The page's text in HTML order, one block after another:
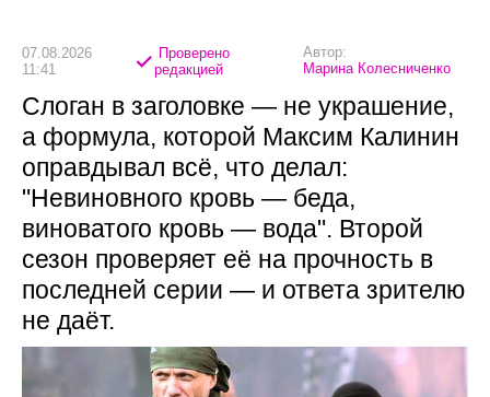
07.08.2026
11:41
Проверено
редакцией
Автор:
Марина Колесниченко
Слоган в заголовке — не украшение,
а формула, которой Максим Калинин
оправдывал всё, что делал:
"Невиновного кровь — беда,
виноватого кровь — вода". Второй
сезон проверяет её на прочность в
последней серии — и ответа зрителю
не даёт.